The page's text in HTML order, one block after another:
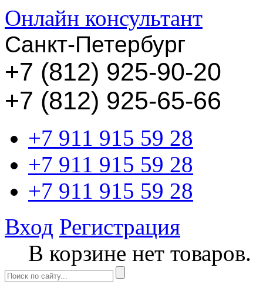
Онлайн консультант
Санкт-Петербург
+7 (812) 925-90-20
+7 (812) 925-65-66
+7 911 915 59 28
+7 911 915 59 28
+7 911 915 59 28
Вход Регистрация
В корзине нет товаров.